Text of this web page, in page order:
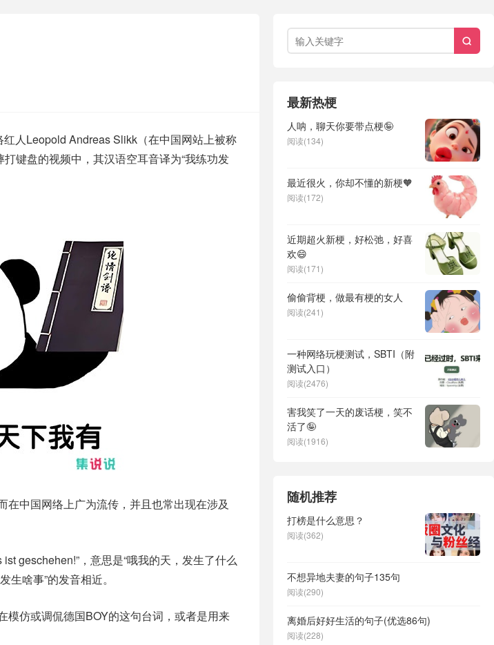
人Leopold Andreas Slikk（在中国网站上被称
键盘的视频中，其汉语空耳音译为“我练功发
中国网络上广为流传，并且也常出现在涉及
geschehen!”，意思是“哦我的天，发生了什么
生啥事”的发音相近。
模仿或调侃德国BOY的这句台词，或者是用来

最新热梗
人呐，聊天你要带点梗🤪
阅读(134)
最近很火，你却不懂的新梗🧡
阅读(172)
近期超火新梗，好松弛，好喜
欢😄
阅读(171)
偷偷背梗，做最有梗的女人
阅读(241)
一种网络玩梗测试，SBTI（附
测试入口）
阅读(2476)
害我笑了一天的废话梗，笑不
活了🤪
阅读(1916)
随机推荐
打榜是什么意思？
阅读(362)
不想异地夫妻的句子135句
阅读(290)
离婚后好好生活的句子(优选86句)
阅读(228)